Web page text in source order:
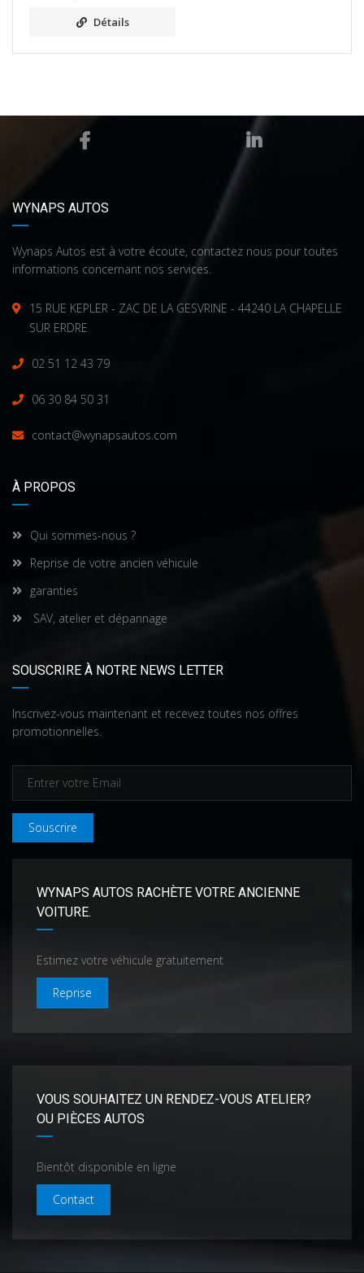
Détails
WYNAPS AUTOS
Wynaps Autos est à votre écoute, contactez nous pour toutes
informations concernant nos services.
15 RUE KEPLER - ZAC DE LA GESVRINE - 44240 LA CHAPELLE
SUR ERDRE
02 51 12 43 79
06 30 84 50 31
contact@wynapsautos.com
À PROPOS
Qui sommes-nous ?
Reprise de votre ancien véhicule
garanties
SAV, atelier et dépannage
SOUSCRIRE À NOTRE NEWS LETTER
Inscrivez-vous maintenant et recevez toutes nos offres
promotionnelles.
Souscrire
WYNAPS AUTOS RACHÈTE VOTRE ANCIENNE
VOITURE.
Estimez votre véhicule gratuitement
Reprise
VOUS SOUHAITEZ UN RENDEZ-VOUS ATELIER?
OU PIÈCES AUTOS
Bientôt disponible en ligne
Contact